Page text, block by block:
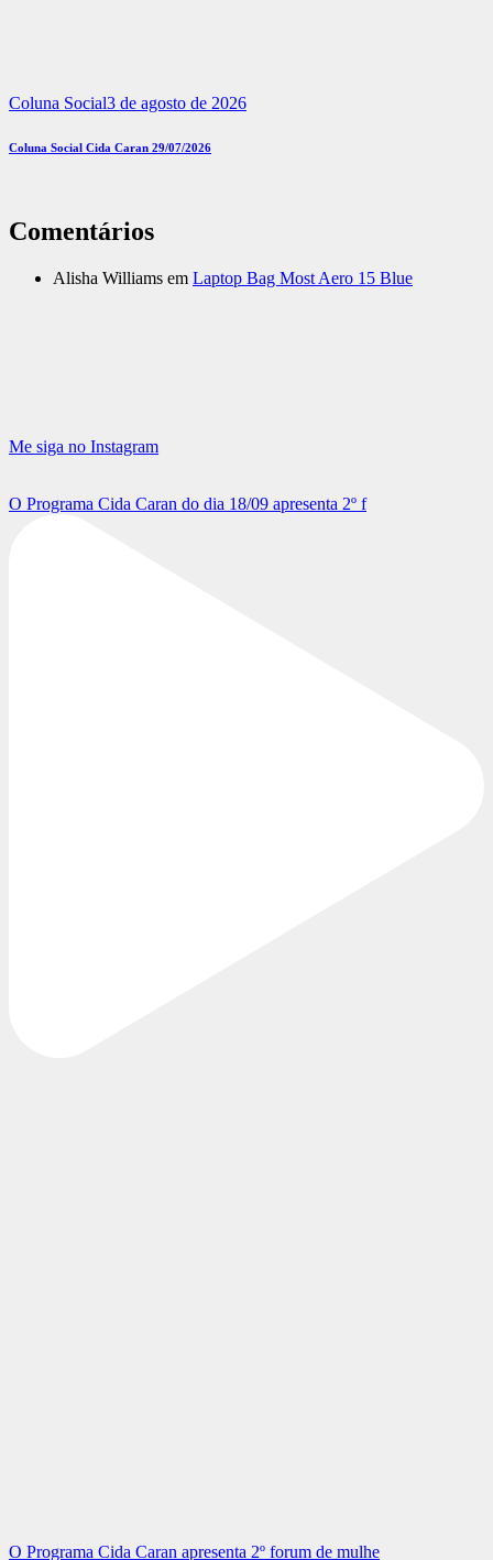
Coluna Social3 de agosto de 2026
Coluna Social Cida Caran 29/07/2026
Comentários
Alisha Williams em Laptop Bag Most Aero 15 Blue
Me siga no Instagram
O Programa Cida Caran do dia 18/09 apresenta 2º f
O Programa Cida Caran apresenta 2º forum de mulhe